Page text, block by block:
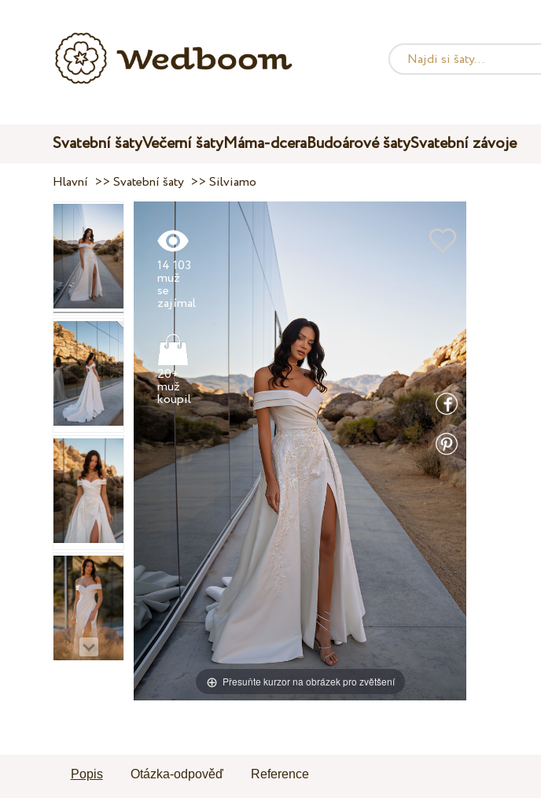
Svatební šatyVečerní šatyMáma-dceraBudoárové šatySvatební závoje
Hlavní >>Svatební šaty >>Silviamo
Přesuňte kurzor na obrázek pro zvětšení
14 103
muž
se
20+
muž
koupil
Popis Otázka-odpověď Reference